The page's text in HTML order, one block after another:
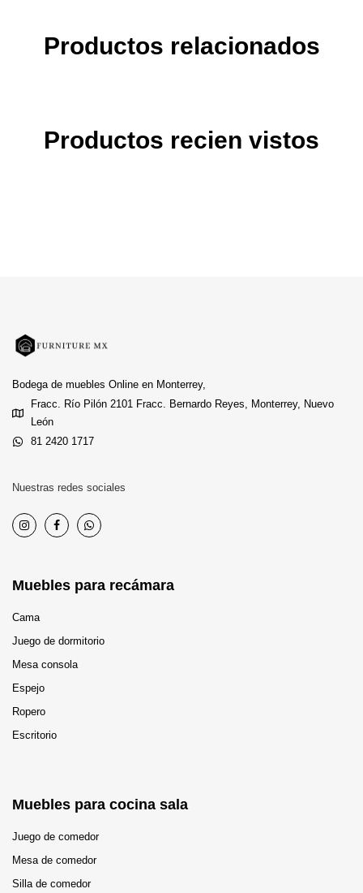
Productos relacionados
Productos recien vistos
Bodega de muebles Online en Monterrey,
Fracc. Río Pilón 2101 Fracc. Bernardo Reyes, Monterrey, Nuevo
León
81 2420 1717
Nuestras redes sociales
Muebles para recámara
Cama
Juego de dormitorio
Mesa consola
Espejo
Ropero
Escritorio
Muebles para cocina sala
Juego de comedor
Mesa de comedor
Silla de comedor